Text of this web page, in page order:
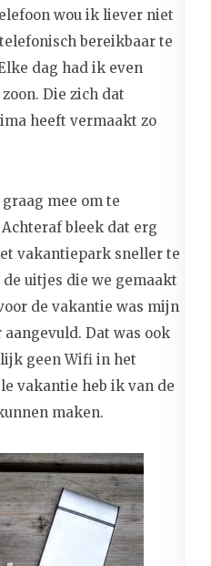
wou ik liever niet
bereikbaar te
dag had ik even
Die zich dat
heeft vermaakt zo
mee om te
bleek dat erg
vakantiepark sneller te
uitjes die we gemaakt
de vakantie was mijn
Dat was ook
geen Wifi in het
vakantie heb ik van de
maken.